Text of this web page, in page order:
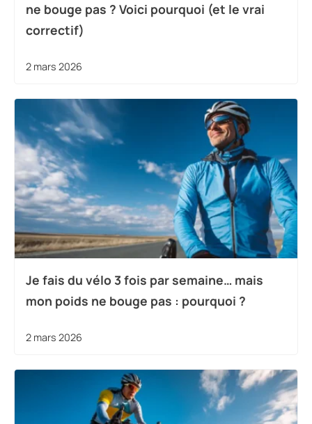
ne bouge pas ? Voici pourquoi (et le vrai
correctif)
2 mars 2026
Je fais du vélo 3 fois par semaine… mais
mon poids ne bouge pas : pourquoi ?
2 mars 2026